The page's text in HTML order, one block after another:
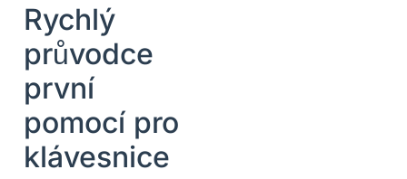
Rychlý
průvodce
první
pomocí pro
klávesnice